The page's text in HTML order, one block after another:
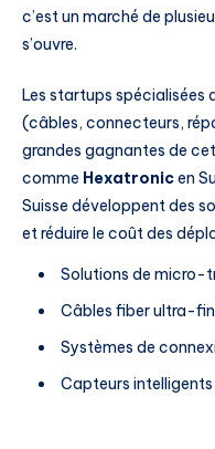
c’est un marché de
s’ouvre.
Les startups spécialisées
(câbles, connecteurs,
grandes gagnantes de
comme Hexatronicen
Suisse développent des
et réduire le coût des
Solutions de micro-
Câbles fiber ultra-
Systèmes de
Capteurs